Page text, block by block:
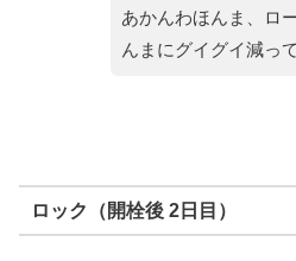
あかんわほんま、ロ
んまにグイグイ減っ
ロック（開栓後 2日目）